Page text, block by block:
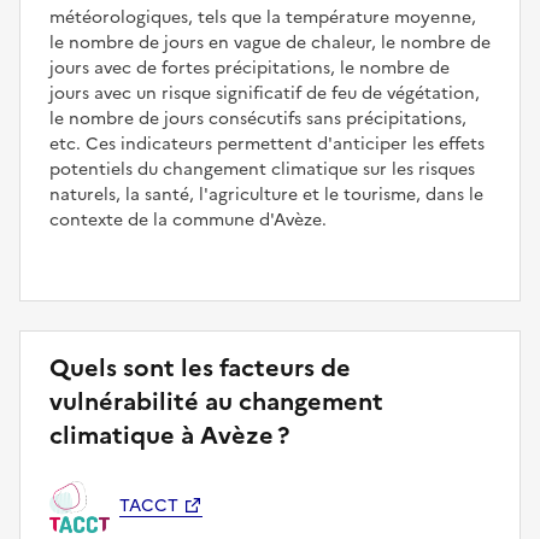
météorologiques, tels que la température moyenne,
le nombre de jours en vague de chaleur, le nombre de
jours avec de fortes précipitations, le nombre de
jours avec un risque significatif de feu de végétation,
le nombre de jours consécutifs sans précipitations,
etc. Ces indicateurs permettent d'anticiper les effets
potentiels du changement climatique sur les risques
naturels, la santé, l'agriculture et le tourisme, dans le
contexte de la commune d'Avèze.
Quels sont les facteurs de
vulnérabilité au changement
climatique à Avèze ?
TACCT